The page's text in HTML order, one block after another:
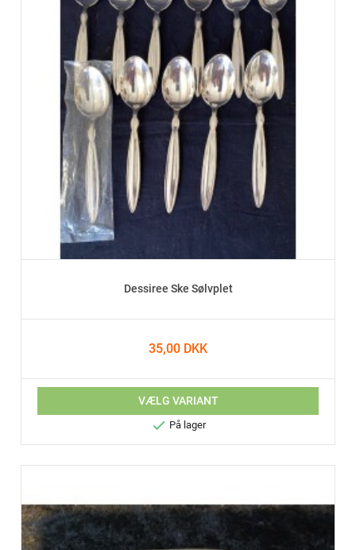
Dessiree Ske Sølvplet
35,00 DKK
VÆLG VARIANT
 På lager